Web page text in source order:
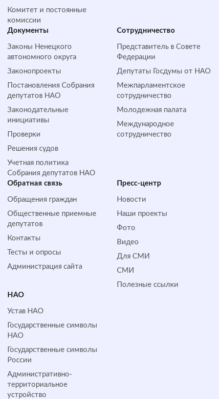
Комитет и постоянные
комиссии
Документы
Законы Ненецкого
автономного округа
Законопроекты
Постановления Собрания
депутатов НАО
Законодательные
инициативы
Проверки
Решения судов
Учетная политика
Собрания депутатов НАО
Сотрудничество
Представитель в Совете
Федерации
Депутаты Госдумы от НАО
Межпарламентское
сотрудничество
Молодежная палата
Международное
сотрудничество
Обратная cвязь
Обращения граждан
Общественные приемные
депутатов
Контакты
Тесты и опросы
Администрация сайта
Пресс-центр
Новости
Наши проекты
Фото
Видео
Для СМИ
СМИ
Полезные ссылки
НАО
Устав НАО
Государственные символы
НАО
Государственные символы
России
Административно-
территориальное
устройство